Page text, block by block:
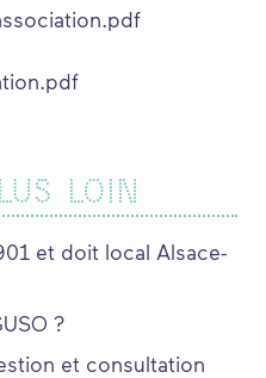
LOIN
et doit local Alsace-
?
et consultation